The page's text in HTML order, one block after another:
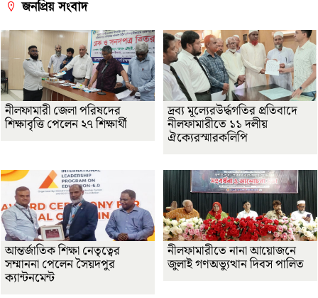
জনপ্রিয় সংবাদ
নীলফামারী জেলা পরিষদের
শিক্ষাবৃত্তি পেলেন ২৭ শিক্ষার্থী
দ্রব্য মূল্যেরউর্দ্ধগতির প্রতিবাদে
নীলফামারীতে ১১ দলীয়
ঐক্যেরস্মারকলিপি
আন্তর্জাতিক শিক্ষা নেতৃত্বের
সম্মাননা পেলেন সৈয়দপুর
ক্যান্টনমেন্ট
নীলফামারীতে নানা আয়োজনে
জুলাই গণঅভ্যুত্থান দিবস পালিত